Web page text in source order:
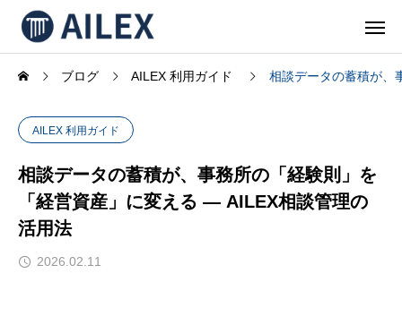
ブログ AILEX 利用ガイド 相談データの蓄積が、
AILEX 利用ガイド
相談データの蓄積が、事務所の「経験則」を
「経営資産」に変える — AILEX相談管理の
活用法
2026.02.11